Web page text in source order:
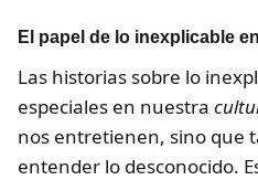
El papel de lo inexplicable
Las historias sobre lo
especiales en nuestra
nos entretienen, sino que
entender lo desconocido.